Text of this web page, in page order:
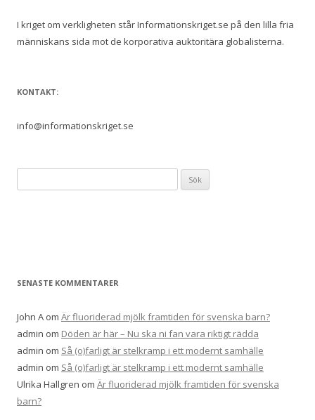
I kriget om verkligheten står Informationskriget.se på den lilla fria
människans sida mot de korporativa auktoritära globalisterna.
KONTAKT:
info@informationskriget.se
ö
e
:
SENASTE KOMMENTARER
John A om Är fluoriderad mjölk framtiden för svenska barn?
admin om Döden är här – Nu ska ni fan vara riktigt rädda
admin om Så (o)farligt är stelkramp i ett modernt samhälle
admin om Så (o)farligt är stelkramp i ett modernt samhälle
Ulrika Hallgren om Är fluoriderad mjölk framtiden för svenska
barn?